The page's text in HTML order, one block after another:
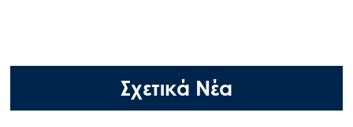
Σχετικά Νέα